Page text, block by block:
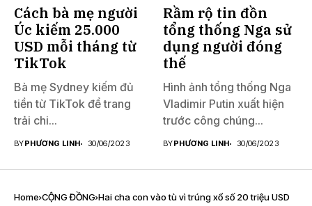
Cách bà mẹ người
Úc kiếm 25.000
USD mỗi tháng từ
TikTok
Bà mẹ Sydney kiếm đủ
tiền từ TikTok để trang
trải chi...
BYPHƯƠNG LINH 30/06/2023
Rầm rộ tin đồn
tổng thống Nga sử
dụng người đóng
thế
Hình ảnh tổng thống Nga
Vladimir Putin xuất hiện
trước công chúng...
BYPHƯƠNG LINH 30/06/2023
Home CỘNG ĐỒNG Hai cha con vào tù vì trúng xổ số 20 triệu USD